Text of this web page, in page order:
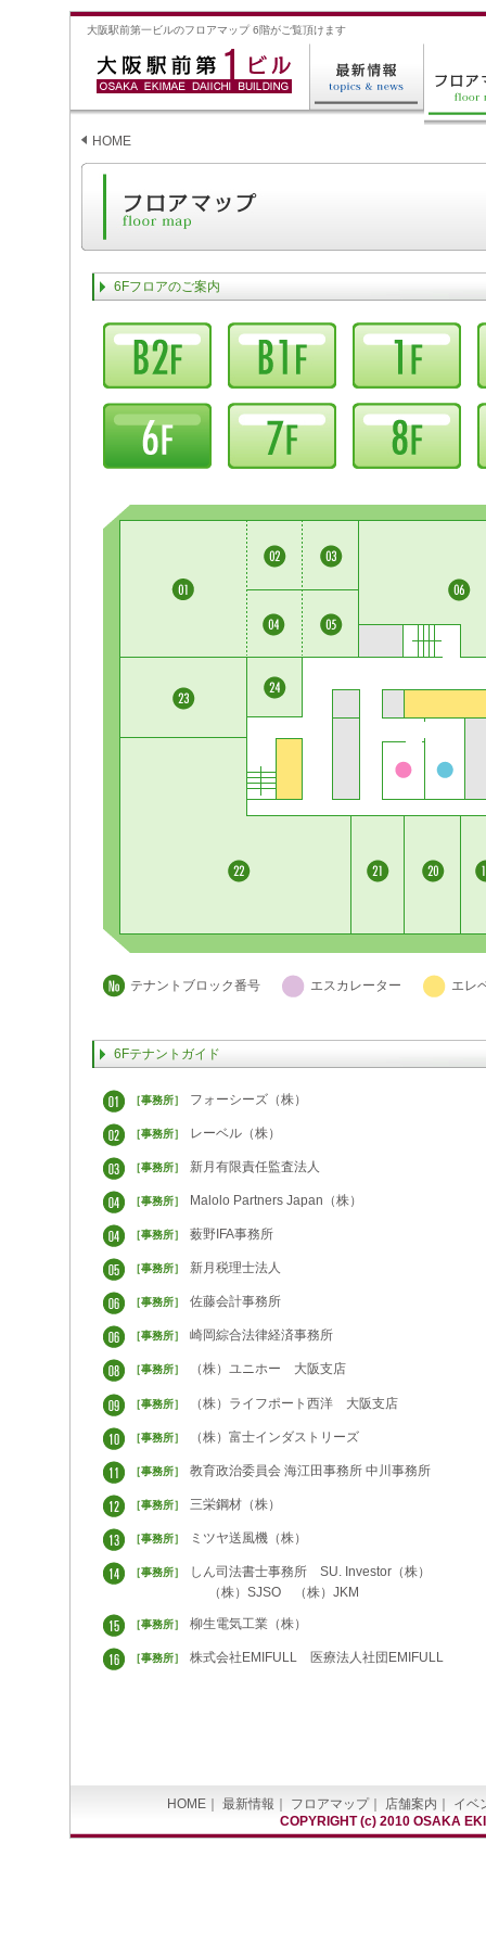
大阪駅前第一ビルのフロアマップ 6階がご覧頂けます
HOME
6Fフロアのご案内
テナントブロック番号 エスカレーター エレ
6Fテナントガイド
［事務所］ フォーシーズ（株）
［事務所］ レーベル（株）
［事務所］ 新月有限責任監査法人
［事務所］ Malolo Partners Japan（株）
［事務所］ 薮野IFA事務所
［事務所］ 新月税理士法人
［事務所］ 佐藤会計事務所
［事務所］ 崎岡綜合法律経済事務所
［事務所］ （株）ユニホー 大阪支店
［事務所］ （株）ライフポート西洋 大阪支店
［事務所］ （株）富士インダストリーズ
［事務所］ 教育政治委員会 海江田事務所 中川事務所
［事務所］ 三栄鋼材（株）
［事務所］ ミツヤ送風機（株）
［事務所］
しん司法書士事務所 SU. Investor（株）
（株）SJSO （株）JKM
［事務所］ 柳生電気工業（株）
［事務所］ 株式会社EMIFULL 医療法人社団EMIFULL
HOME 最新情報 フロアマップ｜ 店舗案内
イベ
COPYRIGHT (c) 2010 OSAKA